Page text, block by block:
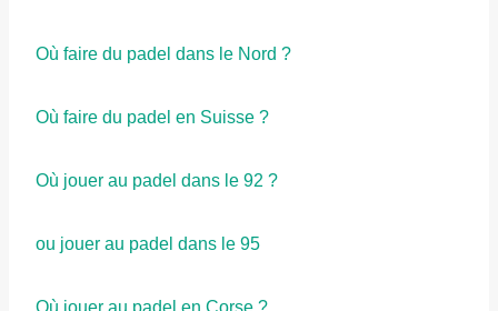
Où faire du padel dans le Nord ?
Où faire du padel en Suisse ?
Où jouer au padel dans le 92 ?
ou jouer au padel dans le 95
Où jouer au padel en Corse ?